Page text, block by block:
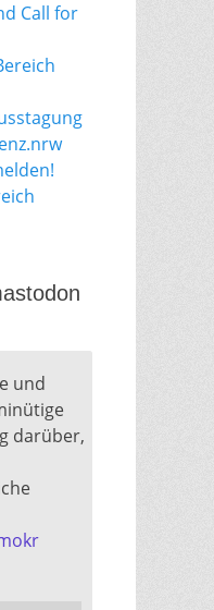
Call for
und
darüber,